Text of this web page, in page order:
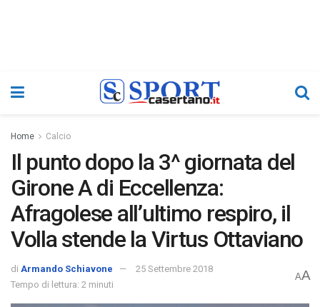
Home Calcio
Il punto dopo la 3^ giornata del
Girone A di Eccellenza:
Afragolese all’ultimo respiro, il
Volla stende la Virtus Ottaviano
di Armando Schiavone
25 Settembre 2018
Tempo di lettura: 2 minuti
AA